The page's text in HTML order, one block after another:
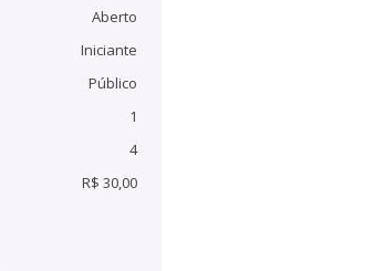
Aberto
Iniciante
Público
1
4
R$ 30,00